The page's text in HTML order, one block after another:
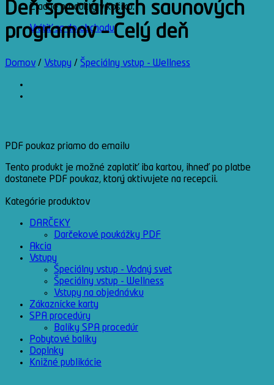
Žiadne produkty v košíku.
Vrátiť sa do obchodu
Deň špeciálnych saunových
programov – Celý deň
Domov / Vstupy / Špeciálny vstup - Wellness
PDF poukaz priamo do emailu
Tento produkt je možné zaplatiť iba kartou, ihneď po platbe
dostanete PDF poukaz, ktorý aktivujete na recepcii.
Kategórie produktov
DARČEKY
Darčekové poukážky PDF
Akcia
Vstupy
Špeciálny vstup - Vodný svet
Špeciálny vstup - Wellness
Vstupy na objednávku
Zákaznícke karty
SPA procedúry
Balíky SPA procedúr
Pobytové balíky
Doplnky
Knižné publikácie